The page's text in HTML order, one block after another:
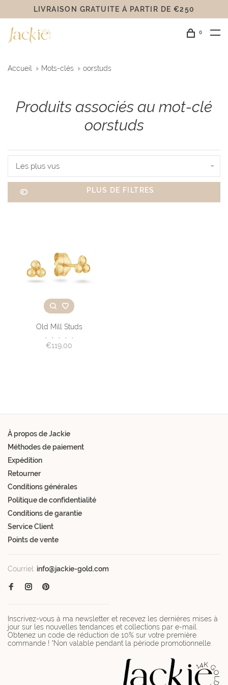
LIVRAISON GRATUITE Á PARTIR DE €250
0
Accueil Mots-clés oorstuds
Produits associés au mot-clé
oorstuds
Les plus vus
PLUS DE FILTRES
Old Mill Studs
• • • • •
€119,00
À propos de Jackie
Méthodes de paiement
Expédition
Retourner
Conditions générales
Politique de confidentialité
Conditions de garantie
Service Client
Points de vente
Courriel: info@jackie-gold.com
Inscrivez-vous à ma newsletter et recevez les dernières mises à
jour sur les nouvelles tendances et collections par e-mail.
Obtenez un code de réduction de 10% sur votre première
commande ! *Non valable pendant la période promotionnelle.